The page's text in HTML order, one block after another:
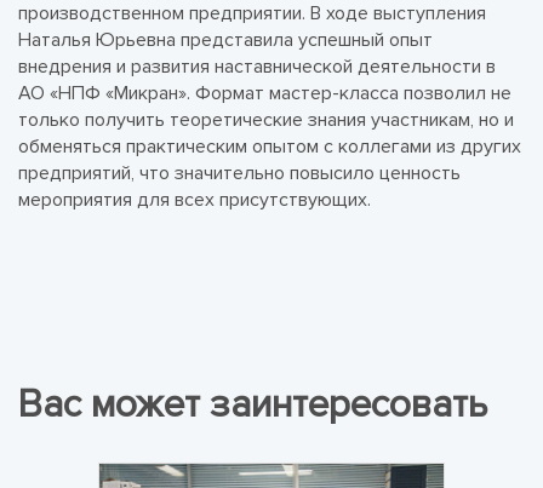
производственном предприятии. В ходе выступления
Наталья Юрьевна представила успешный опыт
внедрения и развития наставнической деятельности в
АО «НПФ «Микран». Формат мастер-класса позволил не
только получить теоретические знания участникам, но и
обменяться практическим опытом с коллегами из других
предприятий, что значительно повысило ценность
мероприятия для всех присутствующих.
Вас может заинтересовать